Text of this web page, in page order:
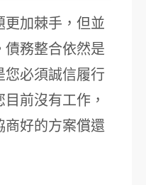
更加棘手，但並
債務整合依然是
您必須誠信履行
前沒有工作，
商好的方案償還